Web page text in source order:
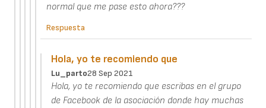
normal que me pase esto ahora???
Respuesta
Hola, yo te recomiendo que
Lu_parto28 Sep 2021
Hola, yo te recomiendo que escribas en el grupo
de Facebook de la asociación donde hay muchas